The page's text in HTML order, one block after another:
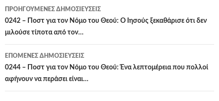
Πλοήγηση
άρθρων
ΠΡΟΗΓΟΎΜΕΝΕΣ ΔΗΜΟΣΙΕΎΣΕΙΣ
0242 – Ποστ για τον Νόμο του Θεού: Ο Ιησούς ξεκαθάρισε ότι δεν
μιλούσε τίποτα από τον…
ΕΠΌΜΕΝΕΣ ΔΗΜΟΣΙΕΎΣΕΙΣ
0244 – Ποστ για τον Νόμο του Θεού: Ένα λεπτομέρεια που πολλοί
αφήνουν να περάσει είναι…